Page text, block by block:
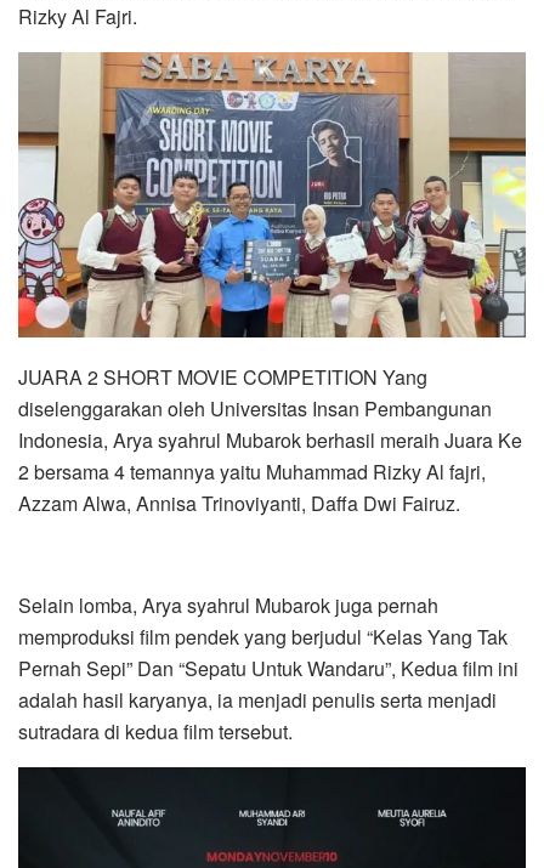
Rizky Al Fajri.
JUARA 2 SHORT MOVIE COMPETITION Yang
diselenggarakan oleh Universitas Insan Pembangunan
Indonesia, Arya syahrul Mubarok berhasil meraih Juara Ke
2 bersama 4 temannya yaitu Muhammad Rizky Al fajri,
Azzam Alwa, Annisa Trinoviyanti, Daffa Dwi Fairuz.
Selain lomba, Arya syahrul Mubarok juga pernah
memproduksi film pendek yang berjudul “Kelas Yang Tak
Pernah Sepi” Dan “Sepatu Untuk Wandaru”, Kedua film ini
adalah hasil karyanya, ia menjadi penulis serta menjadi
sutradara di kedua film tersebut.